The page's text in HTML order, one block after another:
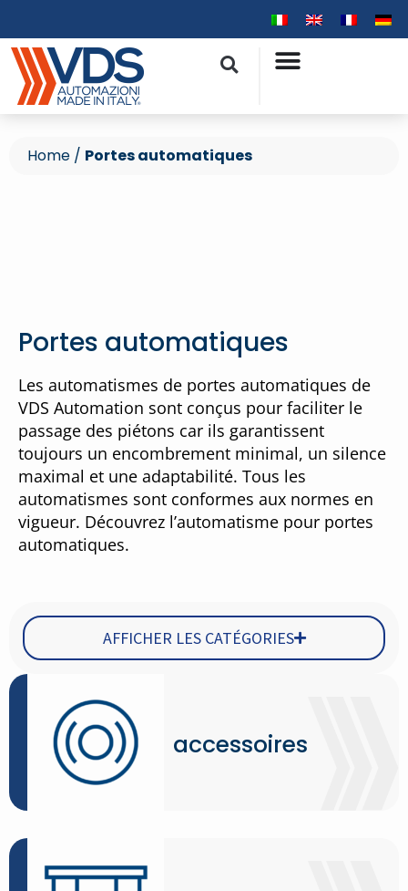
Home / Portes automatiques
Portes automatiques
Les automatismes de portes automatiques de
VDS Automation sont conçus pour faciliter le
passage des piétons car ils garantissent
toujours un encombrement minimal, un silence
maximal et une adaptabilité. Tous les
automatismes sont conformes aux normes en
vigueur. Découvrez l’automatisme pour portes
automatiques.
AFFICHER LES CATÉGORIES
accessoires